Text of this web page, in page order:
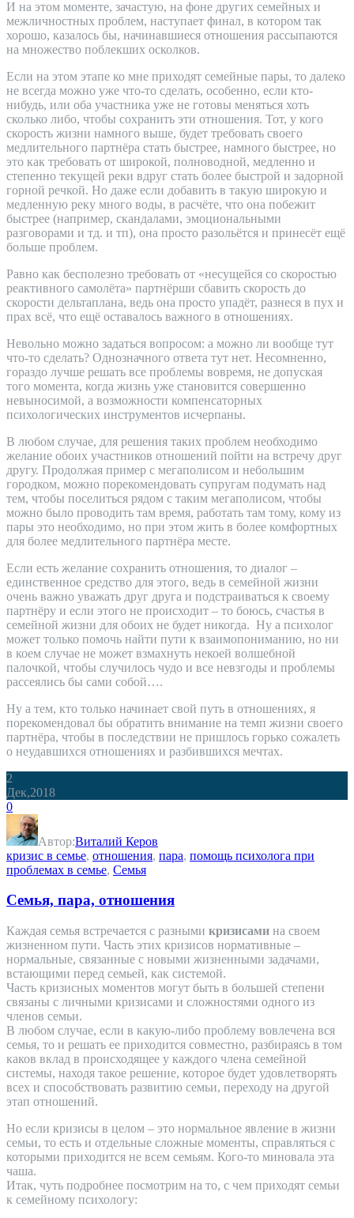
И на этом моменте, зачастую, на фоне других семейных и
межличностных проблем, наступает финал, в котором так
хорошо, казалось бы, начинавшиеся отношения рассыпаются
на множество поблекших осколков.
Если на этом этапе ко мне приходят семейные пары, то далеко
не всегда можно уже что-то сделать, особенно, если кто-
нибудь, или оба участника уже не готовы меняться хоть
сколько либо, чтобы сохранить эти отношения. Тот, у кого
скорость жизни намного выше, будет требовать своего
медлительного партнёра стать быстрее, намного быстрее, но
это как требовать от широкой, полноводной, медленно и
степенно текущей реки вдруг стать более быстрой и задорной
горной речкой. Но даже если добавить в такую широкую и
медленную реку много воды, в расчёте, что она побежит
быстрее (например, скандалами, эмоциональными
разговорами и тд. и тп), она просто разольётся и принесёт ещё
больше проблем.
Равно как бесполезно требовать от «несущейся со скоростью
реактивного самолёта» партнёрши сбавить скорость до
скорости дельтаплана, ведь она просто упадёт, разнеся в пух и
прах всё, что ещё оставалось важного в отношениях.
Невольно можно задаться вопросом: а можно ли вообще тут
что-то сделать? Однозначного ответа тут нет. Несомненно,
гораздо лучше решать все проблемы вовремя, не допуская
того момента, когда жизнь уже становится совершенно
невыносимой, а возможности компенсаторных
психологических инструментов исчерпаны.
В любом случае, для решения таких проблем необходимо
желание обоих участников отношений пойти на встречу друг
другу. Продолжая пример с мегаполисом и небольшим
городком, можно порекомендовать супругам подумать над
тем, чтобы поселиться рядом с таким мегаполисом, чтобы
можно было проводить там время, работать там тому, кому из
пары это необходимо, но при этом жить в более комфортных
для более медлительного партнёра месте.
Если есть желание сохранить отношения, то диалог –
единственное средство для этого, ведь в семейной жизни
очень важно уважать друг друга и подстраиваться к своему
партнёру и если этого не происходит – то боюсь, счастья в
семейной жизни для обоих не будет никогда. Ну а психолог
может только помочь найти пути к взаимопониманию, но ни
в коем случае не может взмахнуть некоей волшебной
палочкой, чтобы случилось чудо и все невзгоды и проблемы
рассеялись бы сами собой….
Ну а тем, кто только начинает свой путь в отношениях, я
порекомендовал бы обратить внимание на темп жизни своего
партнёра, чтобы в последствии не пришлось горько сожалеть
о неудавшихся отношениях и разбившихся мечтах.
2
Дек,2018
0
Автор:Виталий Керов
кризис в семье, отношения, пара, помощь психолога при
проблемах в семье, Семья
Семья, пара, отношения
Каждая семья встречается с разными кризисами на своем
жизненном пути. Часть этих кризисов нормативные –
нормальные, связанные с новыми жизненными задачами,
встающими перед семьей, как системой.
Часть кризисных моментов могут быть в большей степени
связаны с личными кризисами и сложностями одного из
членов семьи.
В любом случае, если в какую-либо проблему вовлечена вся
семья, то и решать ее приходится совместно, разбираясь в том
каков вклад в происходящее у каждого члена семейной
системы, находя такое решение, которое будет удовлетворять
всех и способствовать развитию семьи, переходу на другой
этап отношений.
Но если кризисы в целом – это нормальное явление в жизни
семьи, то есть и отдельные сложные моменты, справляться с
которыми приходится не всем семьям. Кого-то миновала эта
чаша.
Итак, чуть подробнее посмотрим на то, с чем приходят семьи
к семейному психологу: